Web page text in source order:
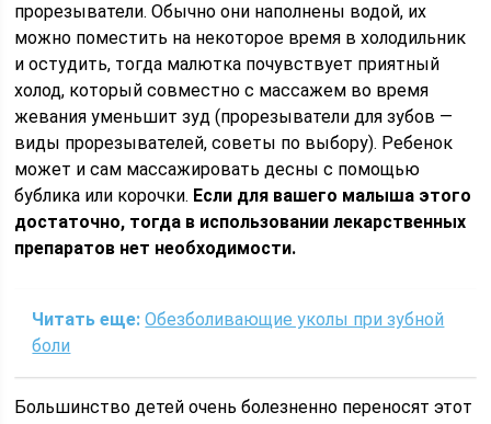
прорезыватели. Обычно они наполнены водой, их
можно поместить на некоторое время в холодильник
и остудить, тогда малютка почувствует приятный
холод, который совместно с массажем во время
жевания уменьшит зуд (прорезыватели для зубов —
виды прорезывателей, советы по выбору). Ребенок
может и сам массажировать десны с помощью
бублика или корочки. Если для вашего малыша этого
достаточно, тогда в использовании лекарственных
препаратов нет необходимости.
Читать еще: Обезболивающие уколы при зубной
боли
Большинство детей очень болезненно переносят этот